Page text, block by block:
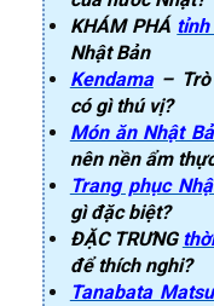
KHÁM PHÁ tỉnh
Nhật Bản
Kendama– Trò
có gì thú vị?
Món ăn Nhật
nên nền ẩm
Trang phục
gì đặc biệt?
ĐẶC TRƯNG
để thích nghi?
Tanabata